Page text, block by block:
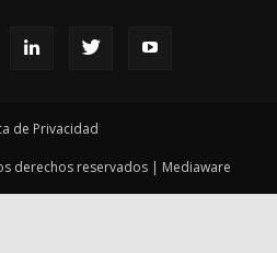
de Privacidad
derechos reservados | Mediaware